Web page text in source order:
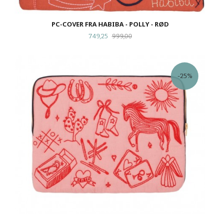
PC-COVER FRA HABIBA - POLLY - RØD
Tilbud
749,25 999,00Rabatt
-25%